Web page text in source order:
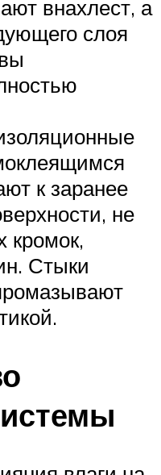
внахлест, а
слоя
к заранее
не
Стыки